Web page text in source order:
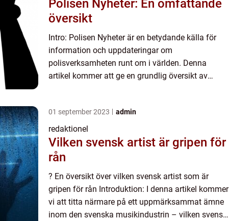
Polisen Nyheter: En omfattande
översikt
Intro: Polisen Nyheter är en betydande källa för
information och uppdateringar om
polisverksamheten runt om i världen. Denna
artikel kommer att ge en grundlig översikt av
01 september 2023 admin
redaktionel
Vilken svensk artist är gripen för
rån
? En översikt över vilken svensk artist som är
gripen för rån Introduktion: I denna artikel kommer
vi att titta närmare på ett uppmärksammat ämne
inom den svenska musikindustrin – vilken svensk